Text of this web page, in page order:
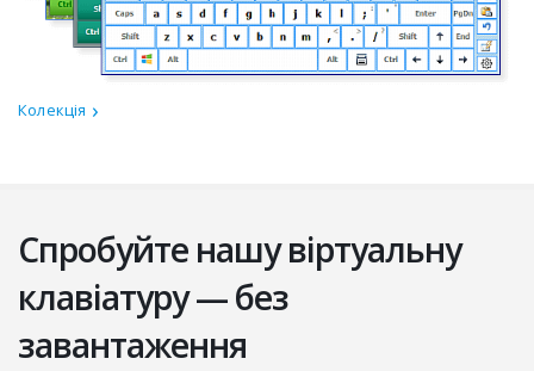
Колекція
Спробуйте нашу віртуальну
клавіатуру — без
завантаження